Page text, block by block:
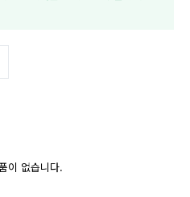
이 없습니다.